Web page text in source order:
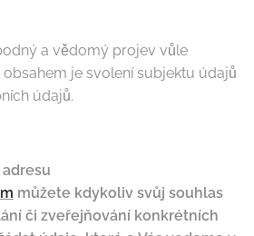
a vědomý projev vůle
je svolení subjektu údajů
údajů.
můžete kdykoliv svůj souhlas
či zveřejňování konkrétních